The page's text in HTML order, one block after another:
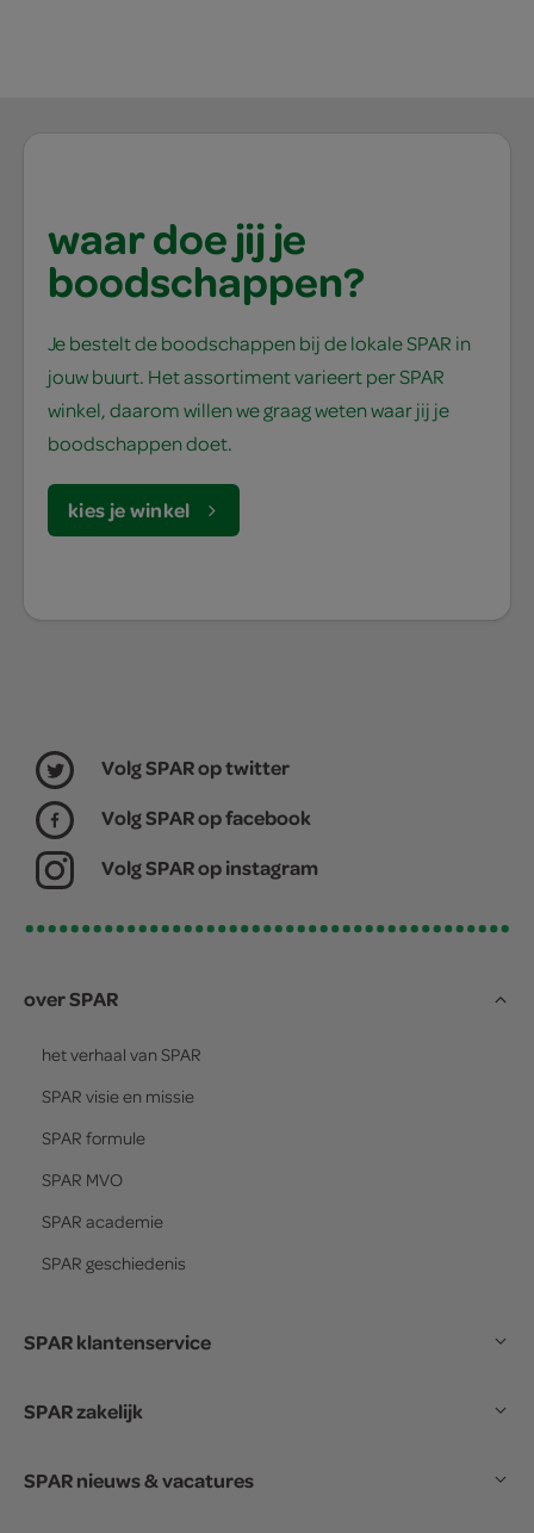
waar doe jij je
boodschappen?
Je bestelt de boodschappen bij de lokale SPAR in
jouw buurt. Het assortiment varieert per SPAR
winkel, daarom willen we graag weten waar jij je
boodschappen doet.
kies je winkel
Volg SPAR op twitter
Volg SPAR op facebook
Volg SPAR op instagram
over SPAR
het verhaal van SPAR
SPAR visie en missie
SPAR formule
SPAR MVO
SPAR academie
SPAR geschiedenis
SPAR klantenservice
SPAR zakelijk
SPAR nieuws & vacatures